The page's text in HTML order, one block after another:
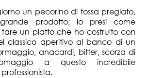
un pecorino di fossa pregiato,
prodotto; lo presi come
fare un piatto che ho costruito con
classico aperitivo al banco di un
anacardi, bitter, scorza di
a questo incredibile